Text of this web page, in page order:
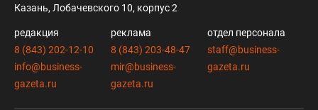
Казань, Лобачевского 10, корпус 2
редакция
8 (843) 202-12-10
info@business-
gazeta.ru
реклама
8 (843) 203-48-47
mir@business-
gazeta.ru
отдел персонала
staff@business-
gazeta.ru